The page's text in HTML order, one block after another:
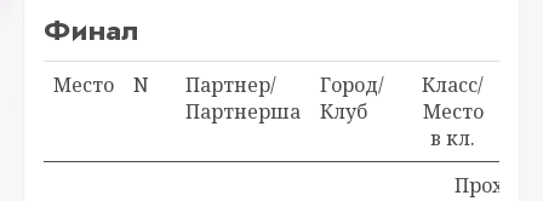
Финал
Место N
Партнер/
Партнерша
Город/
Клуб
Класс/
Место
в кл.